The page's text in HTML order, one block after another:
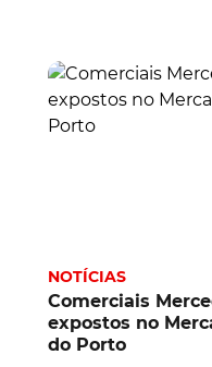
NOTÍCIAS
Comerciais
expostos no
do Porto